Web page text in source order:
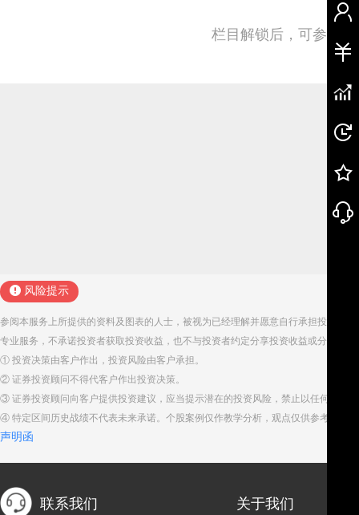
栏目解锁后，可参与
风险提示
参阅本服务上所提供的资料及图表的人士，被视为已经理解并愿意自行承担投资服
专业服务，不承诺投资者获取投资收益，也不与投资者约定分享投资收益或分担投
① 投资决策由客户作出，投资风险由客户承担。
② 证券投资顾问不得代客户作出投资决策。
③ 证券投资顾问向客户提供投资建议，应当提示潜在的投资风险，禁止以任何方式
④ 特定区间历史战绩不代表未来承诺。个股案例仅作教学分析，观点仅供参考。股
声明函
联系我们 关于我们